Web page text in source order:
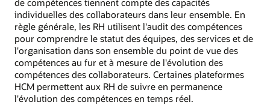
individuelles des collaborateurs dans leur ensemble. En
règle générale, les RH utilisent l'audit des compétences
pour comprendre le statut des équipes, des services et de
l'organisation dans son ensemble du point de vue des
compétences au fur et à mesure de l'évolution des
compétences des collaborateurs. Certaines plateformes
HCM permettent aux RH de suivre en permanence
l'évolution des compétences en temps réel.